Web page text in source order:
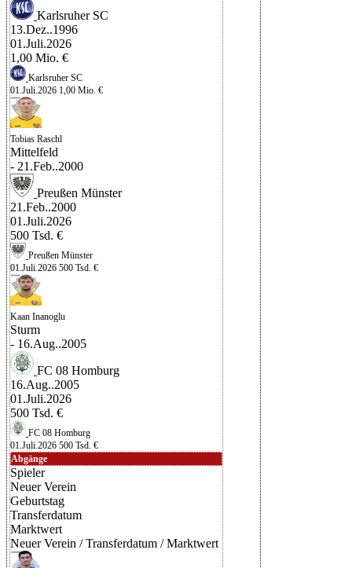
Karlsruher SC
13.Dez..1996
01.Juli.2026
1,00 Mio. €
Karlsruher SC
01.Juli.2026 1,00 Mio. €
Tobias Raschl
Mittelfeld
- 21.Feb..2000
Preußen Münster
21.Feb..2000
01.Juli.2026
500 Tsd. €
Preußen Münster
01.Juli.2026 500 Tsd. €
Kaan Inanoglu
Sturm
- 16.Aug..2005
FC 08 Homburg
16.Aug..2005
01.Juli.2026
500 Tsd. €
FC 08 Homburg
01.Juli.2026 500 Tsd. €
Abgänge
Spieler
Neuer Verein
Geburtstag
Transferdatum
Marktwert
Neuer Verein / Transferdatum / Marktwert